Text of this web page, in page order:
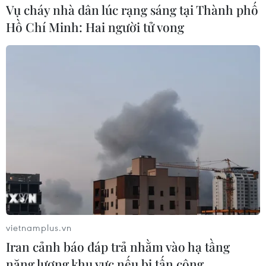
#Công viên quốc gia Kalkalpen #Áo
#Cây sồi
Theo dõi VietnamPlus
TIN LIÊN QUAN
Vụ cháy nhà dân lúc rạng sáng tại Thành phố
Hồ Chí Minh: Hai người tử vong
vietnamplus.vn
Iran cảnh báo đáp trả nhằm vào hạ tầng